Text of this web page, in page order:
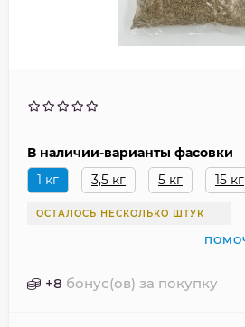
В наличии-варианты фасовки
1 кг
3,5 кг 5 кг 15 кг
ОСТАЛОСЬ НЕСКОЛЬКО ШТУК
+8 бонус(ов) за покупку